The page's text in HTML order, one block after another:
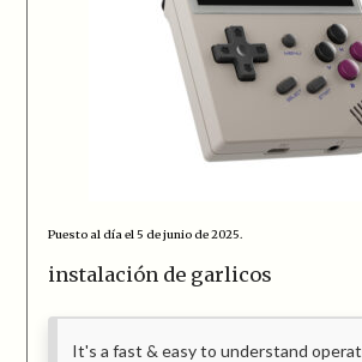
Puesto al día el 5 de junio de 2025.
instalación de garlicos
It's a fast & easy to understand